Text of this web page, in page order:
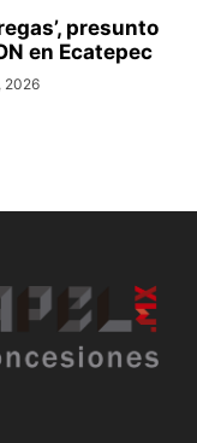
presunto
en Ecatepec
2026